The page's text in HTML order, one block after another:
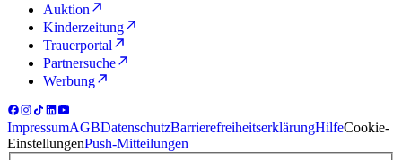
Auktion
Kinderzeitung
Trauerportal
Partnersuche
Werbung
ImpressumAGBDatenschutzBarrierefreiheitserklärungHilfeCookie-
EinstellungenPush-Mitteilungen